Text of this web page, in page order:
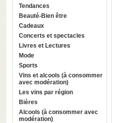
Tendances
Beauté-Bien être
Cadeaux
Concerts et spectacles
Livres et Lectures
Mode
Sports
Vins et alcools (à consommer
avec modération)
Les vins par région
Bières
Alcools (à consommer avec
modération)